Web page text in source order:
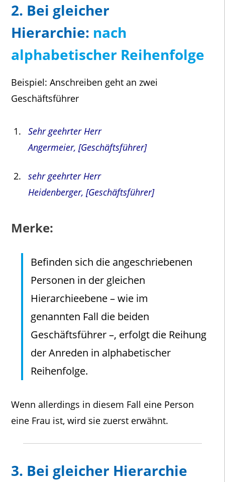
2. Bei gleicher
Hierarchie: nach
alphabetischer Reihenfolge
Beispiel: Anschreiben geht an zwei
Geschäftsführer
Sehr geehrter Herr
Angermeier, [Geschäftsführer]
sehr geehrter Herr
Heidenberger, [Geschäftsführer]
Merke:
Befinden sich die angeschriebenen
Personen in der gleichen
Hierarchieebene – wie im
genannten Fall die beiden
Geschäftsführer –, erfolgt die Reihung
der Anreden in alphabetischer
Reihenfolge.
Wenn allerdings in diesem Fall eine Person
eine Frau ist, wird sie zuerst erwähnt.
3. Bei gleicher Hierarchie